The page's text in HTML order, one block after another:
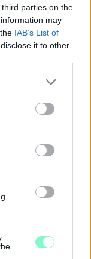
parties on the
may
IAB’s List of
it to other
or more Google
may click to
party tags to
in below Google
Szólj hozzá!
A
ÓRA LEHET A